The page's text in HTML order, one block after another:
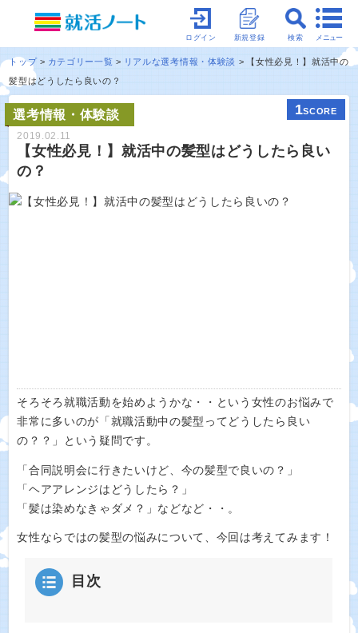
メニュー
検索
新規登録
ログイン
トップ カテゴリー一覧 リアルな選考情報・体験談
【女性必見！】就活中の
髪型はどうしたら良いの？
選考情報・体験談 1SCORE
2019.02.11
【女性必見！】就活中の髪型はどうしたら良い
の？
そろそろ就職活動を始めようかな・・という女性のお悩みで
非常に多いのが「就職活動中の髪型ってどうしたら良い
の？？」という疑問です。
「合同説明会に行きたいけど、今の髪型で良いの？」
「ヘアアレンジはどうしたら？」
「髪は染めなきゃダメ？」などなど・・。
女性ならではの髪型の悩みについて、今回は考えてみます！
目次